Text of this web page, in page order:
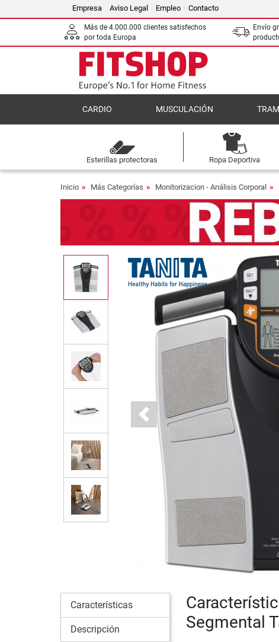
Empresa Aviso Legal Empleo Contacto
Más de 4.000.000 clientes satisfechos
por toda Europa
Envío
CARDIO MUSCULACIÓN
Esterillas protectoras Ropa Deportiva
Inicio Más Categorías Monitorizacion - Análisis Corporal
Previous
Características
Descripción
Segmental